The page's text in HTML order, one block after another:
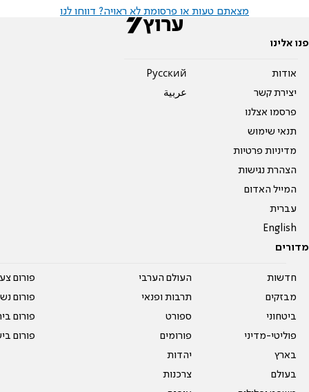
מצאתם טעות או פרסומת לא ראויה? דווחו לנו
פנו אלינו
אודות
יצירת קשר
פרסמו אצלנו
תנאי שימוש
מדיניות פרטיות
הצהרת נגישות
המייל האדום
עברית
English
Pусский
عربية
מדורים
חדשות
מבזקים
ביטחוני
פוליטי-מדיני
בארץ
בעולם
העולם הערבי
תרבות ופנאי
ספורט
פורומים
יהדות
צרכנות
פורום
פורום
פורום
פורום